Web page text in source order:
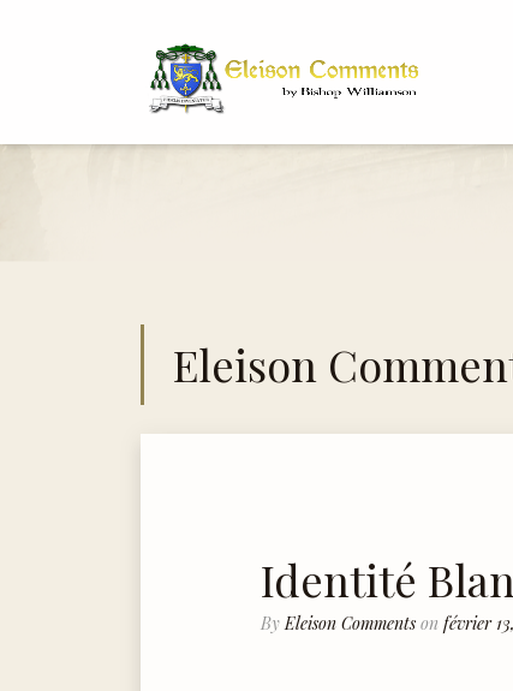
Eleison
Identité
By Eleison Comments on février